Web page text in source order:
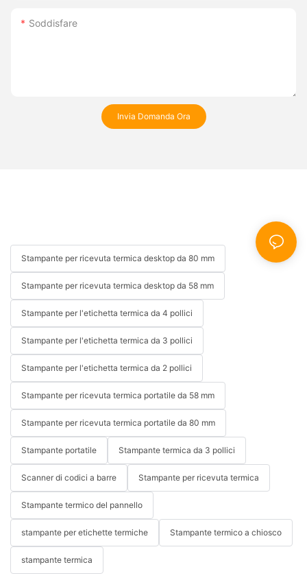
Soddisfare
Invia Domanda Ora
Stampante per ricevuta termica desktop da 80 mm
Stampante per ricevuta termica desktop da 58 mm
Stampante per l'etichetta termica da 4 pollici
Stampante per l'etichetta termica da 3 pollici
Stampante per l'etichetta termica da 2 pollici
Stampante per ricevuta termica portatile da 58 mm
Stampante per ricevuta termica portatile da 80 mm
Stampante portatile Stampante termica da 3 pollici
Scanner di codici a barre Stampante per ricevuta termica
Stampante termico del pannello
stampante per etichette termiche Stampante termico a chiosco
stampante termica